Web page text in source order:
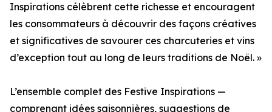
Inspirations célèbrent cette richesse et encouragent
les consommateurs à découvrir des façons créatives
et significatives de savourer ces charcuteries et vins
d’exception tout au long de leurs traditions de Noël. »
L’ensemble complet des Festive Inspirations —
comprenant idées saisonnières, suggestions de